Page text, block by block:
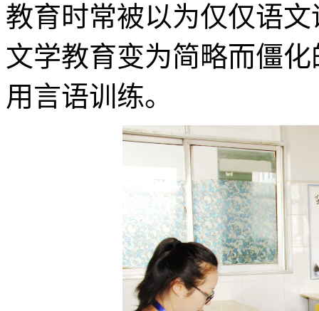
教育时常被以为仅仅语
文学教育变为简略而僵
用言语训练。